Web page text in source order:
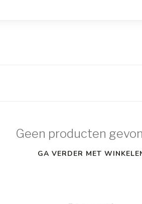
Geen producten
GA VERDER MET